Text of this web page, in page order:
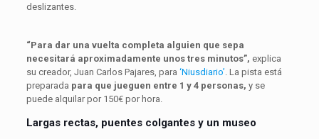
deslizantes.
“Para dar una vuelta completa alguien que sepa
necesitará aproximadamente unos tres minutos”, explica
su creador, Juan Carlos Pajares, para ‘Niusdiario’ . La pista está
preparada para que jueguen entre 1 y 4 personas, y se
puede alquilar por 150€ por hora.
Largas rectas, puentes colgantes y un museo